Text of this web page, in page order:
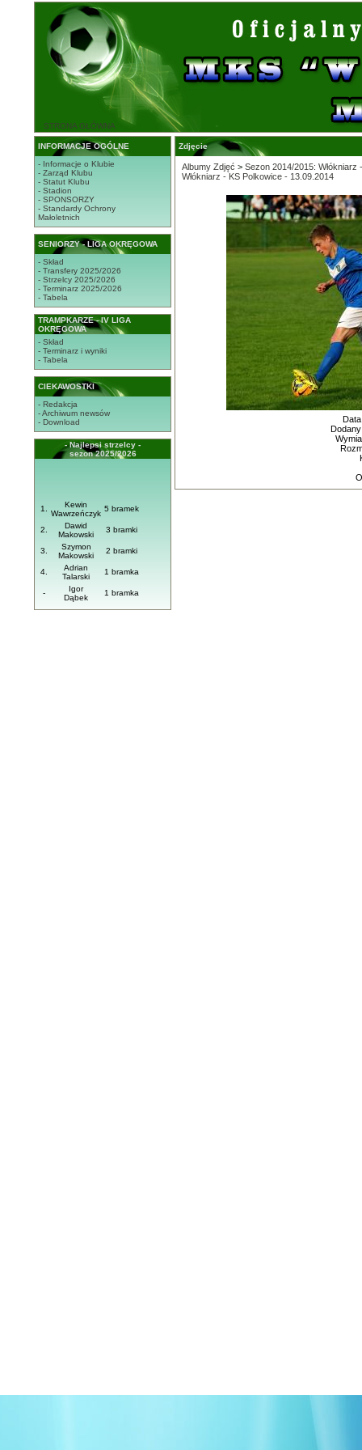
STRONA GŁÓWNA
INFORMACJE OGÓLNE
- Informacje o Klubie
- Zarząd Klubu
- Statut Klubu
- Stadion
- SPONSORZY
- Standardy Ochrony
Małoletnich
SENIORZY - LIGA OKRĘGOWA
- Skład
- Transfery 2025/2026
- Strzelcy 2025/2026
- Terminarz 2025/2026
- Tabela
TRAMPKARZE - IV LIGA
OKRĘGOWA
- Skład
- Terminarz i wyniki
- Tabela
CIEKAWOSTKI
- Redakcja
- Archiwum newsów
- Download
- Najlepsi strzelcy -
sezon 2025/2026
1.
Kewin
Wawrzeńczyk
5 bramek
2.
Dawid
Makowski
3 bramki
3.
Szymon
Makowski
2 bramki
4.
Adrian
Talarski
1 bramka
-
Igor
Dąbek
1 bramka
Zdjęcie
Albumy Zdjęć > Sezon 2014/2015:
Włókniarz - KS Polkowice - 13.09.2014